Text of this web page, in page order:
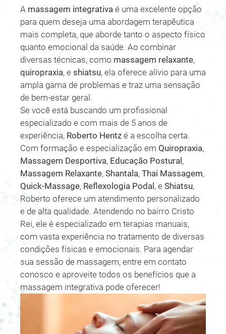
A massagem integrativa é uma excelente opção
para quem deseja uma abordagem terapêutica
mais completa, que aborde tanto o aspecto físico
quanto emocional da saúde. Ao combinar
diversas técnicas, como massagem relaxante,
quiropraxia, e shiatsu, ela oferece alívio para uma
ampla gama de problemas e traz uma sensação
de bem-estar geral.
Se você está buscando um profissional
especializado e com mais de 5 anos de
experiência, Roberto Hentz é a escolha certa.
Com formação e especialização em Quiropraxia,
Massagem Desportiva, Educação Postural ,
Massagem Relaxante, Shantala, Thai Massagem,
Quick-Massage, Reflexologia Podal , e Shiatsu,
Roberto oferece um atendimento personalizado
e de alta qualidade. Atendendo no bairro Cristo
Rei, ele é especializado em terapias manuais,
com vasta experiência no tratamento de diversas
condições físicas e emocionais. Para agendar
sua sessão de massagem, entre em contato
conosco e aproveite todos os benefícios que a
massagem integrativa pode oferecer!